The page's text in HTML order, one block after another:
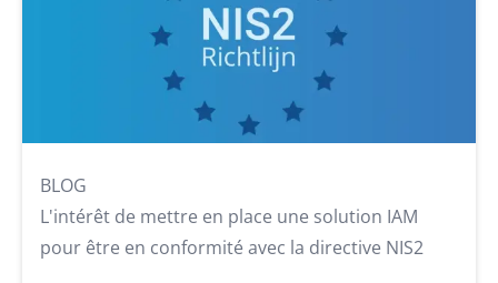
BLOG
L'intérêt de mettre en place une solution IAM
pour être en conformité avec la directive NIS2